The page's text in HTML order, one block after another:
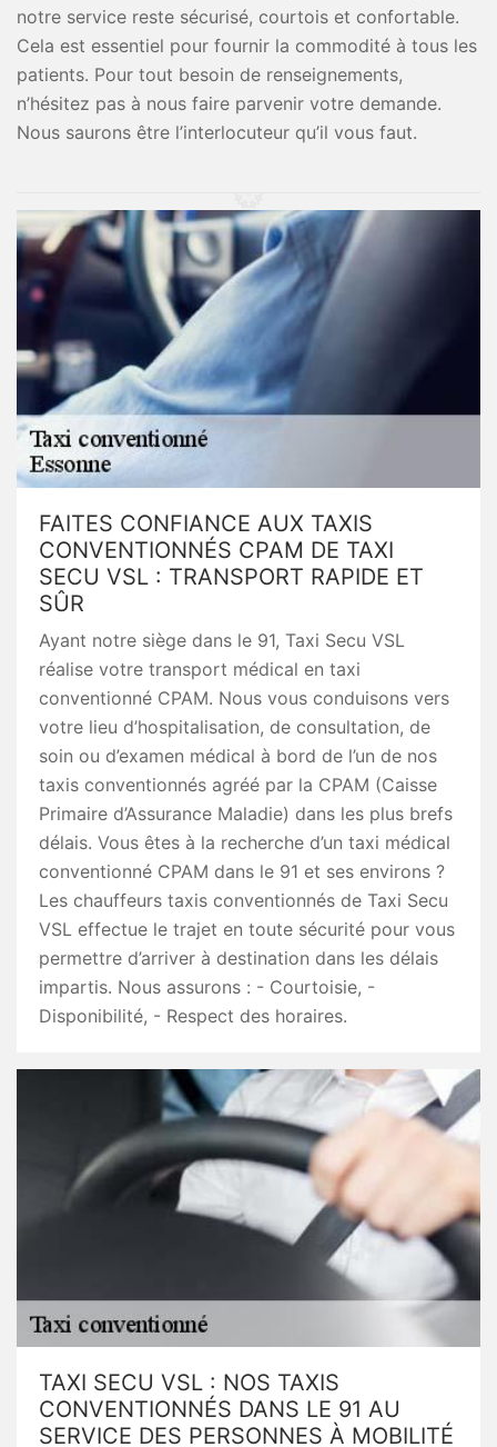
notre service reste sécurisé, courtois et confortable.
Cela est essentiel pour fournir la commodité à tous les
patients. Pour tout besoin de renseignements,
n’hésitez pas à nous faire parvenir votre demande.
Nous saurons être l’interlocuteur qu’il vous faut.
FAITES CONFIANCE AUX TAXIS
CONVENTIONNÉS CPAM DE TAXI
SECU VSL : TRANSPORT RAPIDE ET
SÛR
Ayant notre siège dans le 91, Taxi Secu VSL
réalise votre transport médical en taxi
conventionné CPAM. Nous vous conduisons vers
votre lieu d’hospitalisation, de consultation, de
soin ou d’examen médical à bord de l’un de nos
taxis conventionnés agréé par la CPAM (Caisse
Primaire d’Assurance Maladie) dans les plus brefs
délais. Vous êtes à la recherche d’un taxi médical
conventionné CPAM dans le 91 et ses environs ?
Les chauffeurs taxis conventionnés de Taxi Secu
VSL effectue le trajet en toute sécurité pour vous
permettre d’arriver à destination dans les délais
impartis. Nous assurons : - Courtoisie, -
Disponibilité, - Respect des horaires.
TAXI SECU VSL : NOS TAXIS
CONVENTIONNÉS DANS LE 91 AU
SERVICE DES PERSONNES À MOBILITÉ